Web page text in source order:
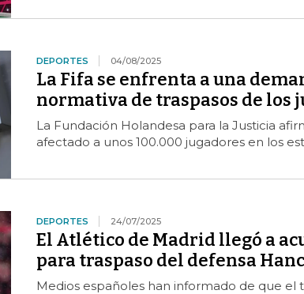
DEPORTES 04/08/2025
La Fifa se enfrenta a una
normativa de traspasos de los
La Fundación Holandesa para la Justicia
afectado a unos 100.000 jugadores en los
DEPORTES 24/07/2025
El Atlético de Madrid llegó a
para traspaso del defensa
Medios españoles han informado de que el